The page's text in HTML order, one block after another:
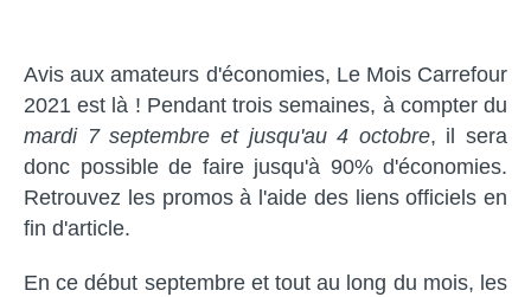
Avis aux amateurs d'économies, Le Mois Carrefour
2021 est là ! Pendant trois semaines, à compter du
mardi 7septembre et jusqu'au 4 octobre, il sera
donc possible de faire jusqu'à 90% d'économies.
Retrouvez les promos à l'aide des liens officiels en
fin d'article.
En ce début septembre et tout au long du mois, les